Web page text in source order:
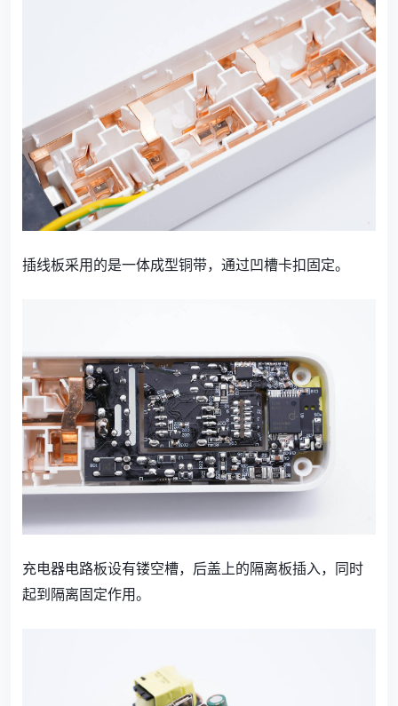
插线板采用的是一体成型铜带，通过凹槽卡扣固定。
充电器电路板设有镂空槽，后盖上的隔离板插入，同时
起到隔离固定作用。